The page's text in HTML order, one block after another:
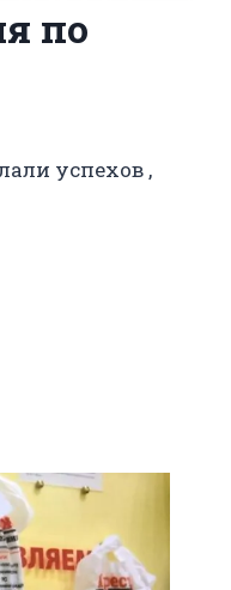
по
успехов ,